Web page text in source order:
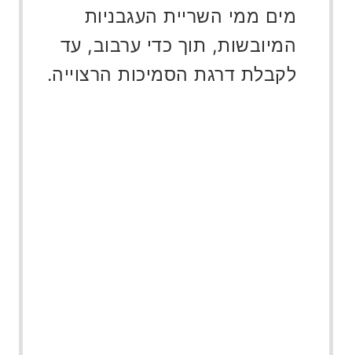
מים ממי השריית העגבניות
המיובשות, תוך כדי ערבוב, עד
לקבלת דרגת הסמיכות הרצוייה.